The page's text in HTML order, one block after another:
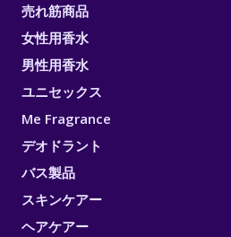
売れ筋商品
女性用香水
男性用香水
ユニセックス
Me Fragrance
デオドラント
バス製品
スキンケアー
ヘアケアー